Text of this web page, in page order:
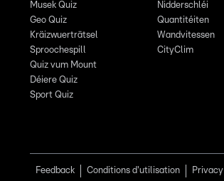
Musek Quiz
Geo Quiz
Kräizwuerträtsel
Sproochespill
Quiz vum Mount
Déiere Quiz
Sport Quiz
Nidderschléi
Quantitéiten
Wandvitessen
CityClim
Feedback Conditions d'utilisation Privacy